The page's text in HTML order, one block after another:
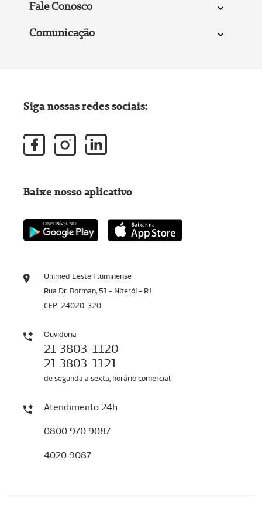
Fale Conosco
Comunicação
Unimed Leste Fluminense
Rua Dr. Borman, 51 - Niterói - RJ
CEP: 24020-320
Ouvidoria
21 3803-1120
21 3803-1121
de segunda a sexta, horário comercial
Atendimento 24h
0800 970 9087
4020 9087
Siga nossas redes sociais:
Baixe nosso aplicativo